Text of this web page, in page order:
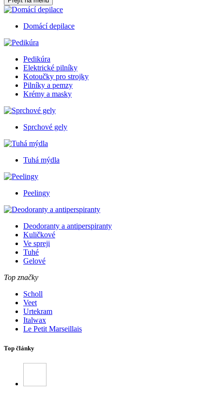
Domácí depilace
Pedikúra
Elektrické pilníky
Kotoučky pro strojky
Pilníky a pemzy
Krémy a masky
Sprchové gely
Tuhá mýdla
Peelingy
Deodoranty a antiperspiranty
Kuličkové
Ve spreji
Tuhé
Gelové
Top značky
Scholl
Veet
Urtekram
Italwax
Le Petit Marseillais
Top články